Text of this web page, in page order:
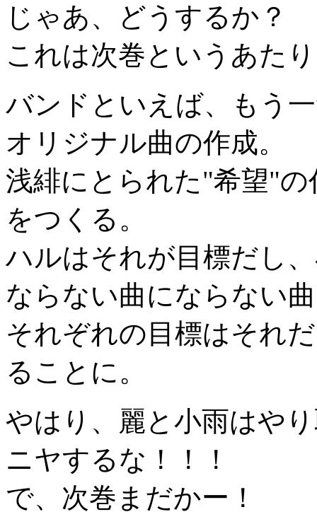
じゃあ、どうするか？
これは次巻というあた
バンドといえば、もう
オリジナル曲の作成。
浅緋にとられた"希望"
をつくる。
ハルはそれが目標だし
ならない曲にならない
それぞれの目標はそれ
ることに。
やはり、麗と小雨はや
ニヤするな！！！
で、次巻まだかー！